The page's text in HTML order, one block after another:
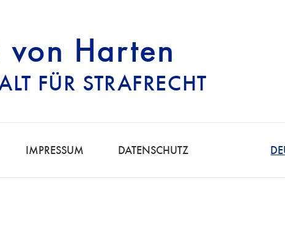
von Harten
FÜR STRAFRECHT
FÜR
IMPRESSUM DATENSCHUTZ